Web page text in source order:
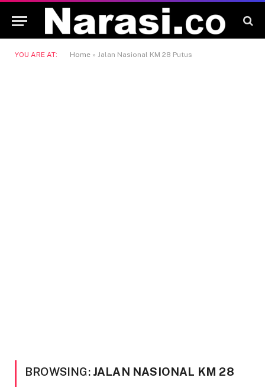
YOU ARE AT: Home » Jalan Nasional KM 28 Putus
BROWSING: JALAN NASIONAL KM 28